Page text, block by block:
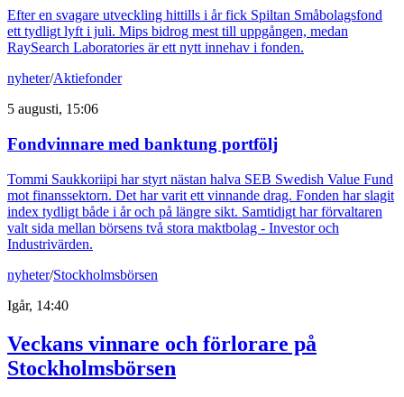
Efter en svagare utveckling hittills i år fick Spiltan Småbolagsfond
ett tydligt lyft i juli. Mips bidrog mest till uppgången, medan
RaySearch Laboratories är ett nytt innehav i fonden.
nyheter/Aktiefonder
5 augusti, 15:06
Fondvinnare med banktung portfölj
Tommi Saukkoriipi har styrt nästan halva SEB Swedish Value Fund
mot finanssektorn. Det har varit ett vinnande drag. Fonden har slagit
index tydligt både i år och på längre sikt. Samtidigt har förvaltaren
valt sida mellan börsens två stora maktbolag - Investor och
Industrivärden.
nyheter/Stockholmsbörsen
Igår, 14:40
Veckans vinnare och förlorare på
Stockholmsbörsen